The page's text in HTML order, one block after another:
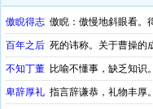
傲睨得志 傲睨：傲慢地斜眼看。
百年之后 死的讳称。关于曹操的
不知丁董 比喻不懂事，缺乏知识。
卑辞厚礼 指言辞谦恭，礼物丰厚